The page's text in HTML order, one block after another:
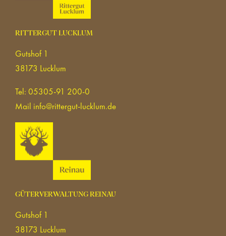
RITTERGUT LUCKLUM
Gutshof 1
38173 Lucklum
Tel: 05305-91 200-0
Mail info@rittergut-lucklum.de
GÜTERVERWALTUNG REINAU
Gutshof 1
38173 Lucklum